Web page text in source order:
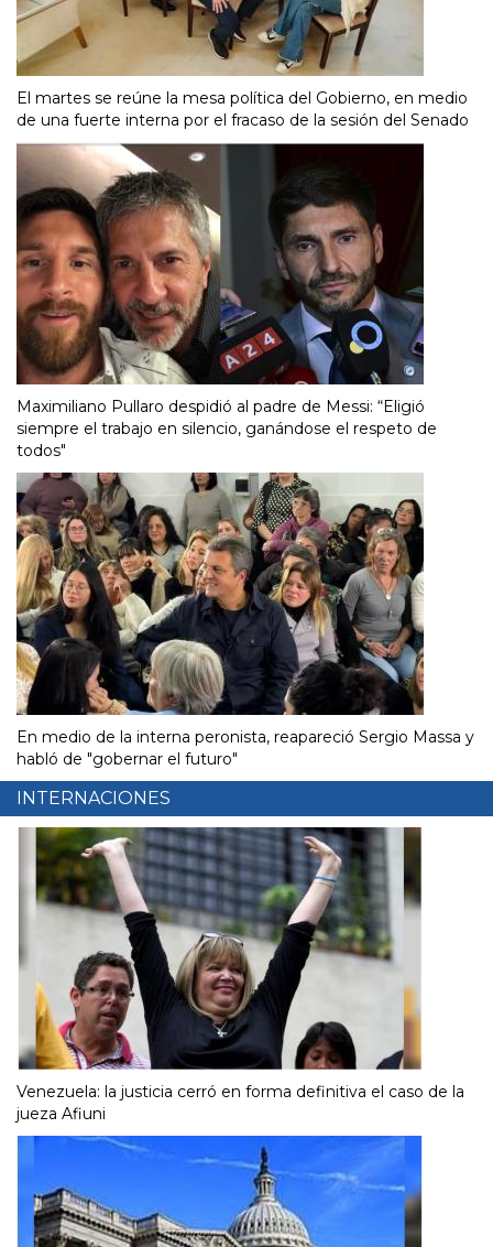
El martes se reúne la mesa política del Gobierno, en medio
de una fuerte interna por el fracaso de la sesión del Senado
Maximiliano Pullaro despidió al padre de Messi: “Eligió
siempre el trabajo en silencio, ganándose el respeto de
todos"
En medio de la interna peronista, reapareció Sergio Massa y
habló de "gobernar el futuro"
INTERNACIONES
Venezuela: la justicia cerró en forma definitiva el caso de la
jueza Afiuni